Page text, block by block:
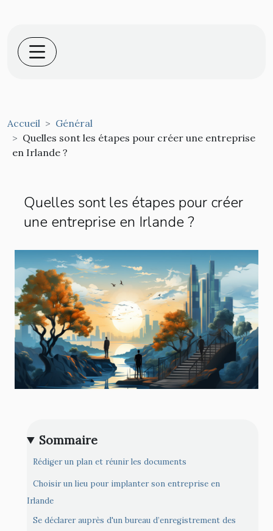
Accueil
Général
Quelles sont les étapes pour créer une entreprise
en Irlande ?
Quelles sont les étapes pour créer
une entreprise en Irlande ?
Sommaire
Rédiger un plan et réunir les documents
Choisir un lieu pour implanter son entreprise en
Irlande
Se déclarer auprès d'un bureau d’enregistrement des